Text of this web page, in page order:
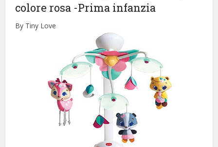
colore rosa -Prima infanzia
By Tiny Love